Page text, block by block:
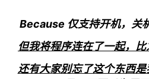
Because 仅支持开机，关
但我将程序连在了一起，比
还有大家别忘了这个东西是